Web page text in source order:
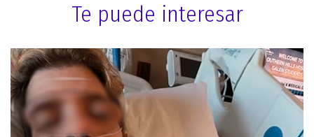
Te puede interesar